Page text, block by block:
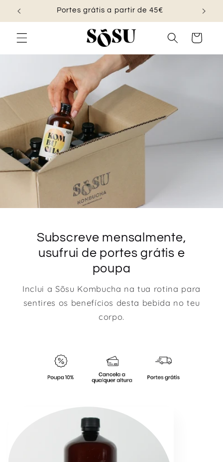
para o
conteúdo
Portes grátis a partir de 45€
Carrinho
Subscreve mensalmente,
usufrui de portes grátis e
poupa
Inclui a Sõsu Kombucha na tua rotina para
sentires os benefícios desta bebida no teu
corpo.